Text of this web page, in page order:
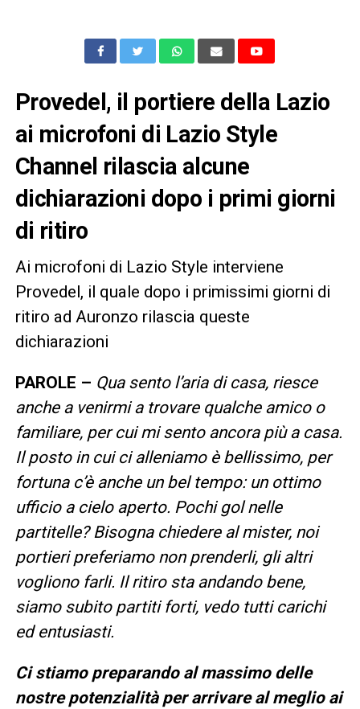
Provedel, il portiere della Lazio
ai microfoni di Lazio Style
Channel rilascia alcune
dichiarazioni dopo i primi giorni
di ritiro
Ai microfoni di Lazio Style interviene
Provedel, il quale dopo i primissimi giorni di
ritiro ad Auronzo rilascia queste
dichiarazioni
PAROLE – Qua sento l’aria di casa, riesce
anche a venirmi a trovare qualche amico o
familiare, per cui mi sento ancora più a casa.
Il posto in cui ci alleniamo è bellissimo, per
fortuna c’è anche un bel tempo: un ottimo
ufficio a cielo aperto. Pochi gol nelle
partitelle? Bisogna chiedere al mister, noi
portieri preferiamo non prenderli, gli altri
vogliono farli. Il ritiro sta andando bene,
siamo subito partiti forti, vedo tutti carichi
ed entusiasti.
Ci stiamo preparando al massimo delle
nostre potenzialità per arrivare al meglio ai